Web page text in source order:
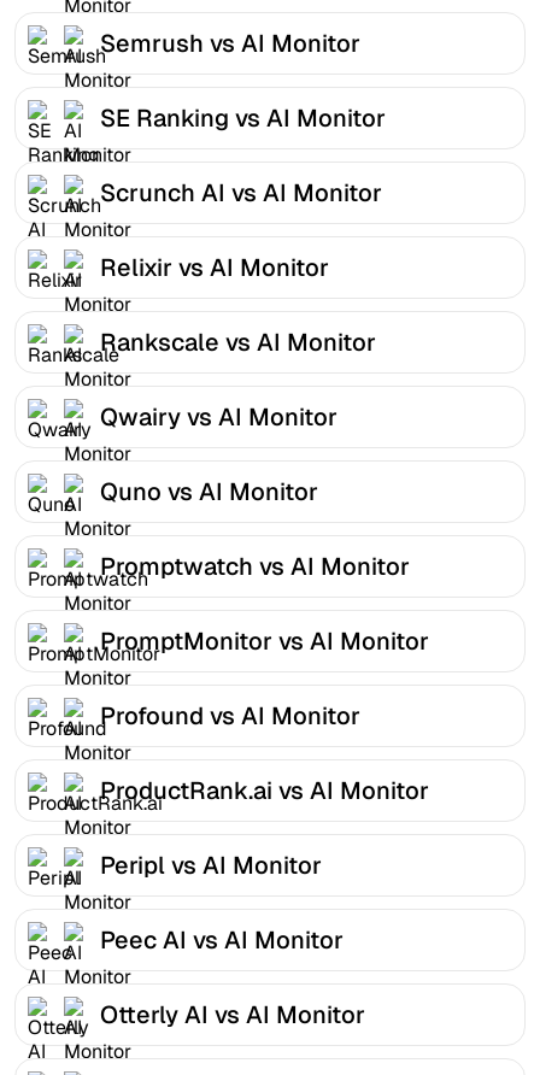
Semrush vs AI Monitor
SE Ranking vs AI Monitor
Scrunch AI vs AI Monitor
Relixir vs AI Monitor
Rankscale vs AI Monitor
Qwairy vs AI Monitor
Quno vs AI Monitor
Promptwatch vs AI Monitor
PromptMonitor vs AI Monitor
Profound vs AI Monitor
ProductRank.ai vs AI Monitor
Peripl vs AI Monitor
Peec AI vs AI Monitor
Otterly AI vs AI Monitor